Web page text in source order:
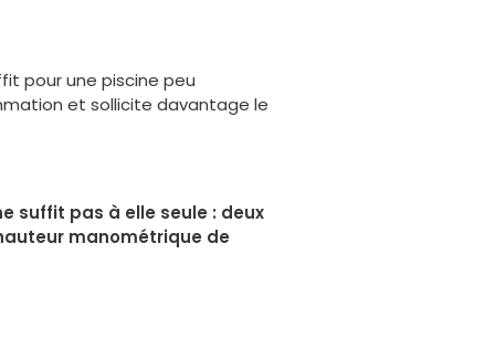
pour une piscine peu
et sollicite davantage le
suffit pas à elle seule : deux
manométrique de